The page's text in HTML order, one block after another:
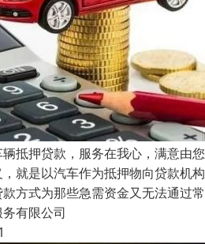
抵押贷款，服务在我心，满意由
就是以汽车作为抵押物向贷款机
方式为那些急需资金又无法通过
有限公司